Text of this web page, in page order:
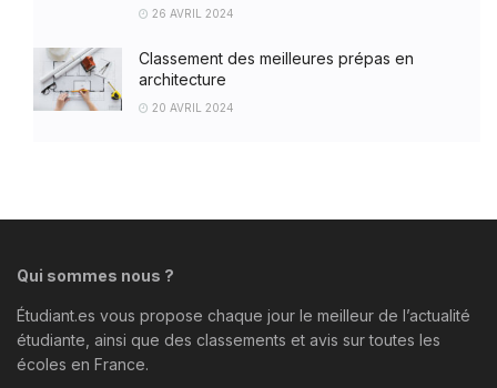
26 AVRIL 2024
Classement des meilleures prépas en
architecture
20 AVRIL 2024
Qui sommes nous ?
Étudiant.es vous propose chaque jour le meilleur de l’actualité
étudiante, ainsi que des classements et avis sur toutes les
écoles en France.